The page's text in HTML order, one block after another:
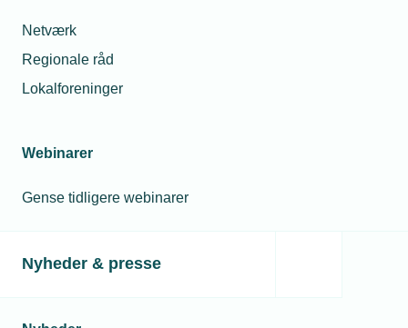
Netværk
Regionale råd
Lokalforeninger
Webinarer
Gense tidligere webinarer
Nyheder & presse
Relaterede nyheder